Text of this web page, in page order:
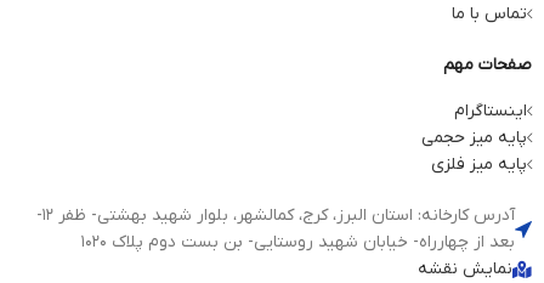
تماس با ما
صفحات مهم
اینستاگرام
پایه میز حجمی
پایه میز فلزی
آدرس کارخانه: استان البرز، کرج، کمالشهر، بلوار شهید بهشتی- ظفر 12-
بعد از چهارراه- خیابان شهید روستایی- بن بست دوم پلاک 1020
نمایش نقشه